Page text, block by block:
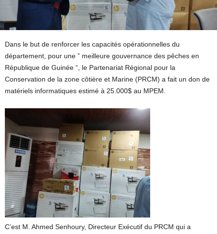
Dans le but de renforcer les capacités opérationnelles du
département, pour une ” meilleure gouvernance des pêches en
République de Guinée “, le Partenariat Régional pour la
Conservation de la zone côtière et Marine (PRCM) a fait un don de
matériels informatiques estimé à 25.000$ au MPEM.
C’est M. Ahmed Senhoury, Directeur Exécutif du PRCM qui a